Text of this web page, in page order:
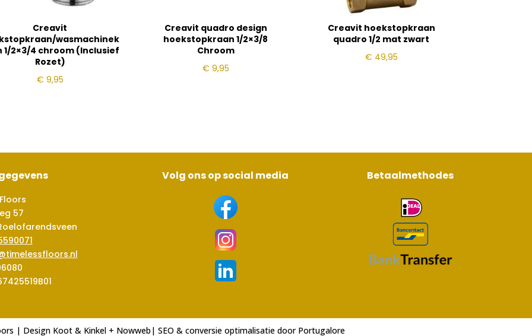
Creavit
wasmachinek
1/2×3/4 chroom (Inclusief
Rozet)
€ 9,95
Creavit quadro design
hoekstopkraan 1/2×3/8
Chroom
€ 9,95
Creavit hoekstopkraan
quadro 1/2 mat zwart
€ 49,95
57
Volg ons op social media Betaalmethodes
| Design Koot & Kinkel+ Nowweb | SEO & conversie optimalisatie door Portugalore